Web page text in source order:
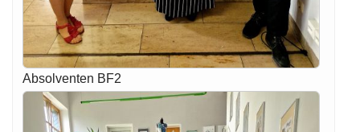
Absolventen BF2